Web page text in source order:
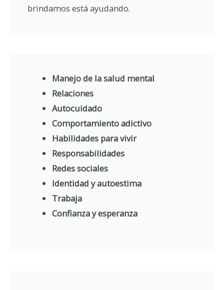
brindamos está ayudando.
Manejo de la salud mental
Relaciones
Autocuidado
Comportamiento adictivo
Habilidades para vivir
Responsabilidades
Redes sociales
Identidad y autoestima
Trabaja
Confianza y esperanza